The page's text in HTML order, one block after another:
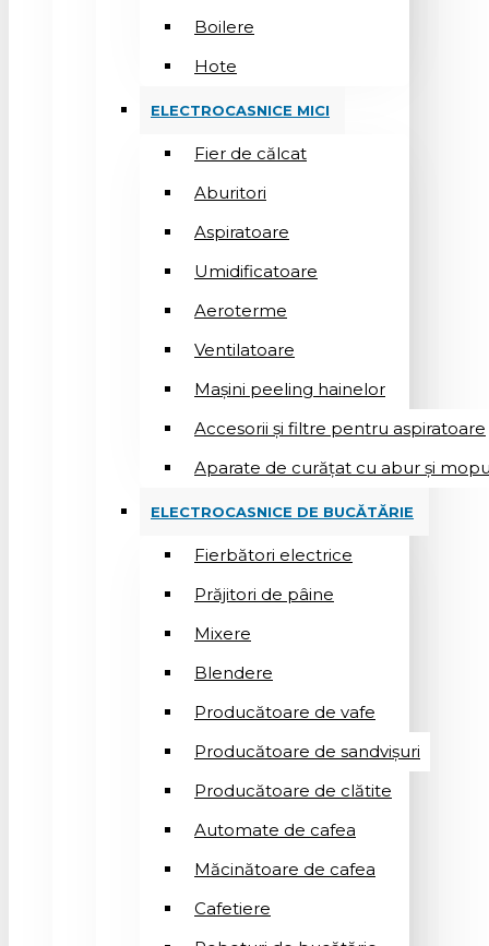
Boilere
Hote
ELECTROCASNICE MICI
Fier de călcat
Aburitori
Aspiratoare
Umidificatoare
Aeroterme
Ventilatoare
Mașini peeling hainelor
Accesorii și filtre pentru aspiratoare
Aparate de curățat cu abur și
ELECTROCASNICE DE BUCĂTĂRIE
Fierbători electrice
Prăjitori de pâine
Mixere
Blendere
Producătoare de vafe
Producătoare de sandvişuri
Producătoare de clătite
Automate de cafea
Măcinătoare de cafea
Cafetiere